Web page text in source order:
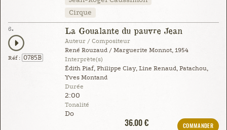
Cirque
6.
Réf : 0785B
La Goualante du pauvre Jean
Auteur / Compositeur
René Rouzaud / Marguerite Monnot, 1954
Interprète(s)
Édith Piaf, Philippe Clay, Line Renaud, Patachou,
Yves Montand
Durée
2:00
Tonalité
Do
36.00 €
COMMANDER